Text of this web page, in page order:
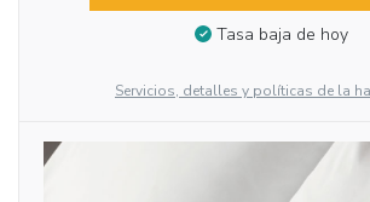
Tasa baja de hoy
Servicios, detalles y políticas de la